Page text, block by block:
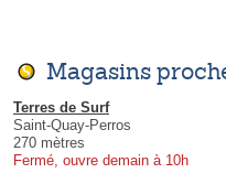
Magasins
Terres de Surf
Saint-Quay-Perros
270 mètres
Fermé, ouvre demain à 10h